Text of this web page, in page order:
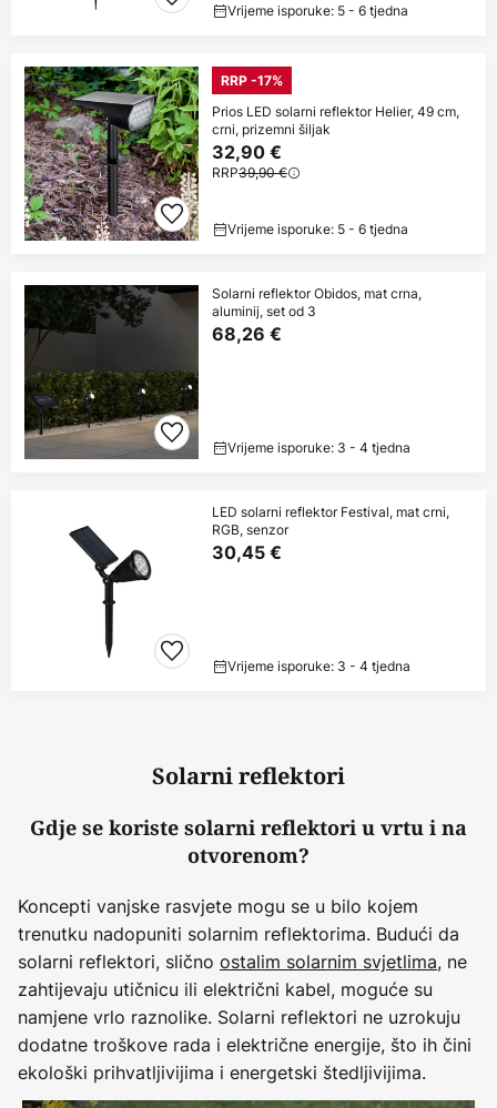
Vrijeme isporuke: 5 - 6 tjedna
RRP -17%
Prios LED solarni reflektor Helier, 49 cm,
crni, prizemni šiljak
32,90 €
RRP39,90 €
Vrijeme isporuke: 5 - 6 tjedna
Solarni reflektor Obidos, mat crna,
aluminij, set od 3
68,26 €
Vrijeme isporuke: 3 - 4 tjedna
LED solarni reflektor Festival, mat crni,
RGB, senzor
30,45 €
Vrijeme isporuke: 3 - 4 tjedna
Solarni reflektori
Gdje se koriste solarni reflektori u vrtu i na
otvorenom?
Koncepti vanjske rasvjete mogu se u bilo kojem
trenutku nadopuniti solarnim reflektorima. Budući da
solarni reflektori, slično ostalim solarnim svjetlima, ne
zahtijevaju utičnicu ili električni kabel, moguće su
namjene vrlo raznolike. Solarni reflektori ne uzrokuju
dodatne troškove rada i električne energije, što ih čini
ekološki prihvatljivijima i energetski štedljivijima.